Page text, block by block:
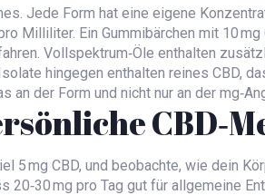
Jede Form hat eine eigene
Milliliter. Ein Gummibärchen mit 10
Vollspektrum‑Öle enthalten
hingegen enthalten reines CBD,
an der Form und nicht nur an der
mg CBD, und beobachte, wie dein
mg pro Tag gut für allgemeine